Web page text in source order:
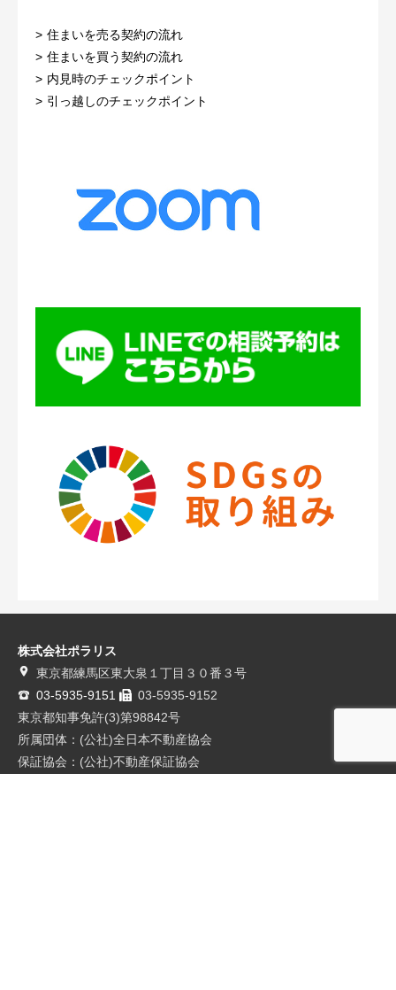
住まいを売る契約の流れ
住まいを買う契約の流れ
内見時のチェックポイント
引っ越しのチェックポイント
株式会社ポラリス
東京都練馬区東大泉１丁目３０番３号
03-5935-9151
03-5935-9152
東京都知事免許(3)第98842号
所属団体：(公社)全日本不動産協会
保証協会：(公社)不動産保証協会